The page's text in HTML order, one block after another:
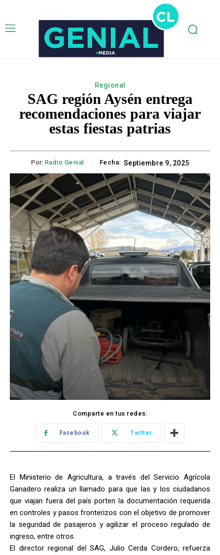
Regional
SAG región Aysén entrega
recomendaciones para viajar
estas fiestas patrias
Por: Radio Genial Fecha: Septiembre 9, 2025
Comparte en tus redes:
Facebook Twitter
El Ministerio de Agricultura, a través del Servicio Agrícola
Ganadero realiza un llamado para que las y los ciudadanos
que viajan fuera del país porten la documentación requerida
en controles y pasos fronterizos con el objetivo de promover
la seguridad de pasajeros y agilizar el proceso regulado de
ingreso, entre otros.
El director regional del SAG, Julio Cerda Cordero, refuerza